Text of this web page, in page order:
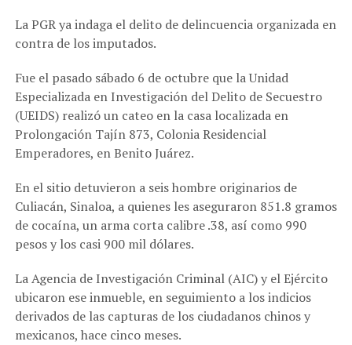
La PGR ya indaga el delito de delincuencia organizada en
contra de los imputados.
Fue el pasado sábado 6 de octubre que la Unidad
Especializada en Investigación del Delito de Secuestro
(UEIDS) realizó un cateo en la casa localizada en
Prolongación Tajín 873, Colonia Residencial
Emperadores, en Benito Juárez.
En el sitio detuvieron a seis hombre originarios de
Culiacán, Sinaloa, a quienes les aseguraron 851.8 gramos
de cocaína, un arma corta calibre .38, así como 990
pesos y los casi 900 mil dólares.
La Agencia de Investigación Criminal (AIC) y el Ejército
ubicaron ese inmueble, en seguimiento a los indicios
derivados de las capturas de los ciudadanos chinos y
mexicanos, hace cinco meses.